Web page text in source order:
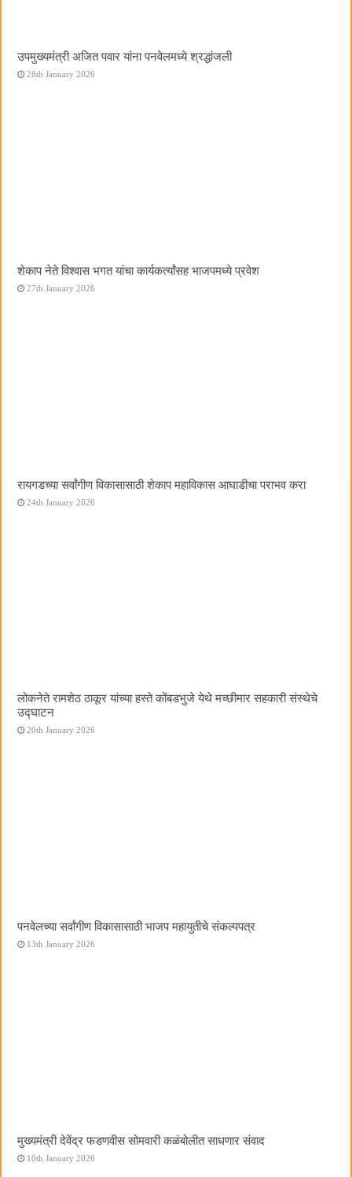
उपमुख्यमंत्री अजित पवार यांना पनवेलमध्ये श्रद्धांजली
28th January 2026
शेकाप नेते विश्वास भगत यांचा कार्यकर्त्यांसह भाजपमध्ये प्रवेश
27th January 2026
रायगडच्या सर्वांगीण विकासासाठी शेकाप महाविकास आघाडीचा पराभव करा
24th January 2026
लोकनेते रामशेठ ठाकूर यांच्या हस्ते कोंबडभुजे येथे मच्छीमार सहकारी संस्थेचे
उद्घाटन
20th January 2026
पनवेलच्या सर्वांगीण विकासासाठी भाजप महायुतीचे संकल्पपत्र
13th January 2026
मुख्यमंत्री देवेंद्र फडणवीस सोमवारी कळंबोलीत साधणार संवाद
10th January 2026